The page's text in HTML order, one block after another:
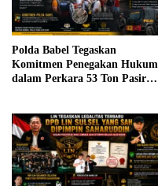
Polda Babel Tegaskan
Komitmen Penegakan Hukum
dalam Perkara 53 Ton Pasir